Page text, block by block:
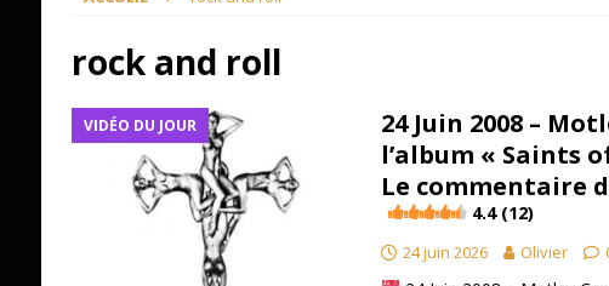
rock and roll
VIDÉO DU JOUR
24 Juin 2008 –
l’album « Saints
Le commentaire
4.4 (12)
24 juin 2026 Olivier